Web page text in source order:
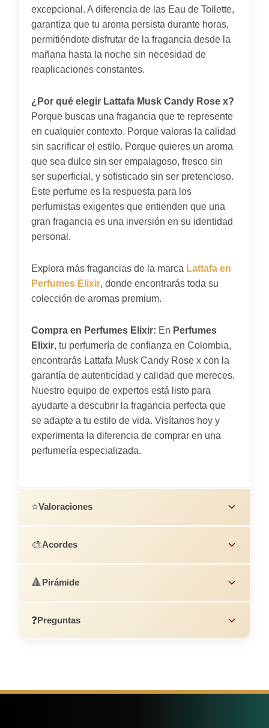
excepcional. A diferencia de las Eau de Toilette,
garantiza que tu aroma persista durante horas,
permitiéndote disfrutar de la fragancia desde la
mañana hasta la noche sin necesidad de
reaplicaciones constantes.
¿Por qué elegir Lattafa Musk Candy Rose x?
Porque buscas una fragancia que te represente
en cualquier contexto. Porque valoras la calidad
sin sacrificar el estilo. Porque quieres un aroma
que sea dulce sin ser empalagoso, fresco sin
ser superficial, y sofisticado sin ser pretencioso.
Este perfume es la respuesta para los
perfumistas exigentes que entienden que una
gran fragancia es una inversión en su identidad
personal.
Explora más fragancias de la marca Lattafa en
Perfumes Elixir, donde encontrarás toda su
colección de aromas premium.
Compra en Perfumes Elixir: En Perfumes
Elixir, tu perfumería de confianza en Colombia,
encontrarás Lattafa Musk Candy Rose x con la
garantía de autenticidad y calidad que mereces.
Nuestro equipo de expertos está listo para
ayudarte a descubrir la fragancia perfecta que
se adapte a tu estilo de vida. Visítanos hoy y
experimenta la diferencia de comprar en una
perfumería especializada.
⭐Valoraciones
🎨Acordes
🔺Pirámide
❓Preguntas